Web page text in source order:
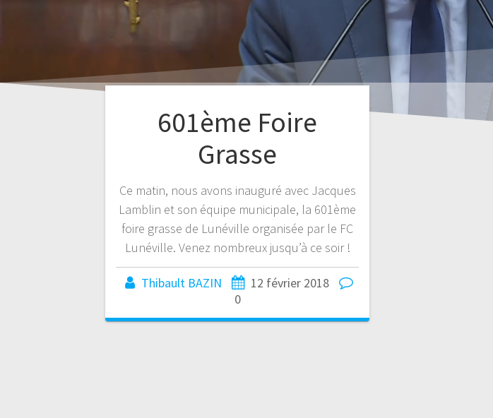
601ème Foire
Grasse
Ce matin, nous avons inauguré avec Jacques
Lamblin et son équipe municipale, la 601ème
foire grasse de Lunéville organisée par le FC
Lunéville. Venez nombreux jusqu’à ce soir !
Thibault BAZIN
12 février 2018
0